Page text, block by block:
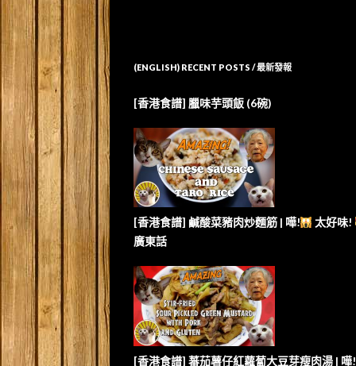
(ENGLISH) RECENT POSTS / 最新發報
[香港食譜] 臘味芋頭飯 (6碗)
[香港食譜] 鹹酸菜豬肉炒麵筋 | 嘩!
太好味!
廣東話
[香港食譜] 蕃茄薯仔紅蘿蔔大豆芽瘦肉湯 | 嘩!